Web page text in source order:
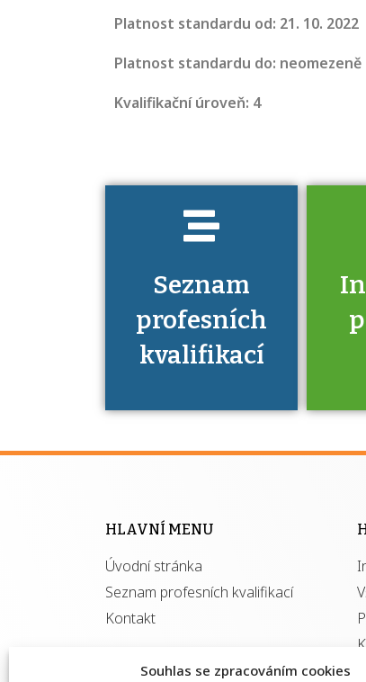
Souhlas se zpracováním cookies
Platnost standardu od: 21. 10. 2022
Platnost standardu do: neomezeně
Kvalifikační úroveň: 4
Seznam
profesních
kvalifikací
seznam
kvalifikací. Víte,
musíte pro danou
HLAVNÍ MENU
Úvodní stránka
Seznam profesních kvalifikací
Kontakt